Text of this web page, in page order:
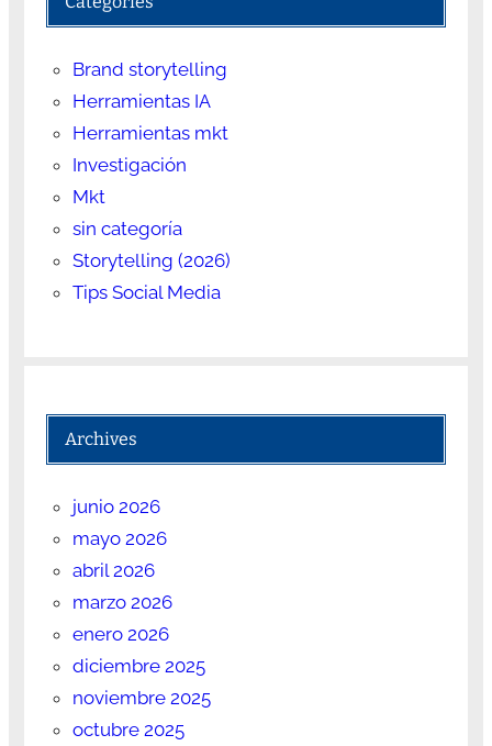
Brand storytelling
Herramientas IA
Herramientas mkt
Investigación
Mkt
sin categoría
Storytelling (2026)
Tips Social Media
Archives
junio 2026
mayo 2026
abril 2026
marzo 2026
enero 2026
diciembre 2025
noviembre 2025
octubre 2025